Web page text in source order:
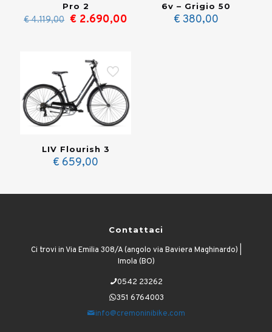
Pro 2
€4.119,00 Il
€ 4.119,00.
€ 2.690,00
6v – Grigio 50
€ 380,00
LIV Flourish 3
€ 659,00
Contattaci
Ci trovi in Via Emilia 308/A (angolo via Baviera Maghinardo) |
Imola (BO)
0542 23262
351 6764003
info@cremoninibike.com